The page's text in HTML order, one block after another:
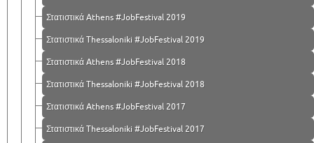
Στατιστικά Athens #JobFestival 2019
Στατιστικά Thessaloniki #JobFestival 2019
Στατιστικά Athens #JobFestival 2018
Στατιστικά Thessaloniki #JobFestival 2018
Στατιστικά Athens #JobFestival 2017
Στατιστικά Thessaloniki #JobFestival 2017